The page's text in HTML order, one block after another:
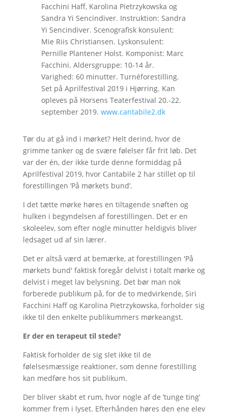
Facchini Haff, Karolina Pietrzykowska og
Sandra Yi Sencindiver. Instruktion: Sandra
Yi Sencindiver. Scenografisk konsulent:
Mie Riis Christiansen. Lyskonsulent:
Pernille Plantener Holst. Komponist: Marc
Facchini. Aldersgruppe: 10-14 år.
Varighed: 60 minutter. Turnéforestilling.
Set på Aprilfestival 2019 i Hjørring. Kan
opleves på Horsens Teaterfestival 20.-22.
september 2019. www.cantabile2.dk
Tør du at gå ind i mørket? Helt derind, hvor de
grimme tanker og de svære følelser får frit løb. Det
var der én, der ikke turde denne formiddag på
Aprilfestival 2019, hvor Cantabile 2 har stillet op til
forestillingen ’På mørkets bund’.
I det tætte mørke høres en tiltagende snøften og
hulken i begyndelsen af forestillingen. Det er en
skoleelev, som efter nogle minutter heldigvis bliver
ledsaget ud af sin lærer.
Det er altså værd at bemærke, at forestillingen 'På
mørkets bund' faktisk foregår delvist i totalt mørke og
delvist i meget lav belysning. Det bør man nok
forberede publikum på, for de to medvirkende, Siri
Facchini Haff og Karolina Pietrzykowska, forholder sig
ikke til den enkelte publikummers mørkeangst.
Er der en terapeut til stede?
Faktisk forholder de sig slet ikke til de
følelsesmæssige reaktioner, som denne forestilling
kan medføre hos sit publikum.
Der bliver skabt et rum, hvor nogle af de ’tunge ting’
kommer frem i lyset. Efterhånden høres den ene elev